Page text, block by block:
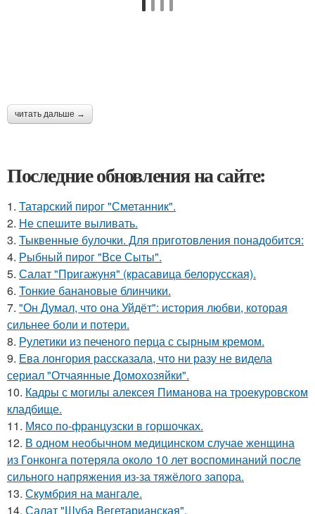
читать дальше →
Последние обновления на сайте:
1. Татарский пирог "Сметанник".
2. Не спешите выливать.
3. Тыквенные булочки. Для приготовления понадобится:
4. Рыбный пирог "Все Сыты".
5. Салат "Пригажуня" (красавица белорусская).
6. Тонкие банановые блинчики.
7. "Он Думал, что она Уйдёт": история любви, которая
сильнее боли и потери.
8. Рулетики из печеного перца с сырным кремом.
9. Ева лонгория рассказала, что ни разу не видела
сериал "Отчаянные Домохозяйки".
10. Кадры с могилы алексея Пиманова на троекуровском
кладбище.
11. Мясо по-французски в горшочках.
12. В одном необычном медицинском случае женщина
из Гонконга потеряла около 10 лет воспоминаний после
сильного напряжения из-за тяжёлого запора.
13. Скумбрия на мангале.
14. Салат "Шуба Вегетарианская".